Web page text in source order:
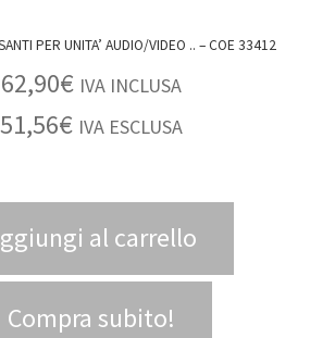
MODULO 2 PULSANTI PER UNITA’ AUDIO/VIDEO .. – COE 33412
62,90€ IVA INCLUSA
51,56€ IVA ESCLUSA
al carrello
Compra subito!